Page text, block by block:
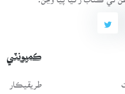
ڪميونٽي
طريقيڪار